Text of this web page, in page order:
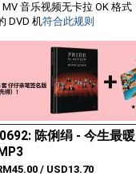
音乐视频无卡拉 OK 格式
DVD 机符合此规则
陈俐绢 - 今生最
/ USD13.70